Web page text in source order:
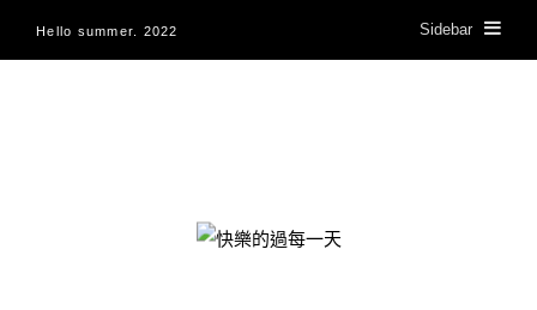
Hello summer. 2022 Sidebar
快樂的過每一天